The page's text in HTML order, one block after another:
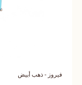
فيروز - ذهب أبيض